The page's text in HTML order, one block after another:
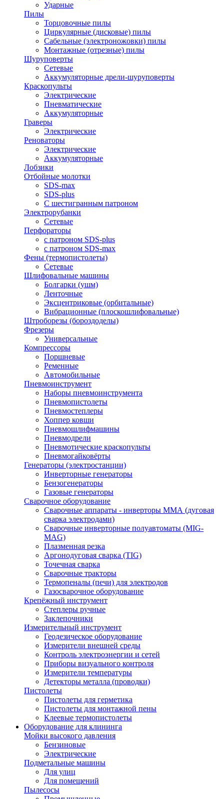
Ударные
Пилы
Торцовочные пилы
Циркулярные (дисковые) пилы
Сабельные (электроножовки) пилы
Монтажные (отрезные) пилы
Шуруповерты
Сетевые
Аккумуляторные дрели-шуруповерты
Краскопульты
Электрические
Пневматические
Аккумуляторные
Граверы
Электрические
Реноваторы
Электрические
Аккумуляторные
Лобзики
Отбойные молотки
SDS-max
SDS-plus
С шестигранным патроном
Электрорубанки
Сетевые
Перфораторы
с патроном SDS-plus
с патроном SDS-max
Фены (термопистолеты)
Сетевые
Шлифовальные машины
Болгарки (ушм)
Ленточные
Эксцентриковые (орбитальные)
Вибрационные (плоскошлифовальные)
Штроборезы (бороздоделы)
Фрезеры
Универсальные
Компрессоры
Поршневые
Ременные
Автомобильные
Пневмоинструмент
Наборы пневмоинструмента
Пневмопистолеты
Пневмостеплеры
Хоппер ковши
Пневмошлифмашины
Пневмодрели
Пневмотические краскопульты
Пневмогайковёрты
Генераторы (электростанции)
Инверторные генераторы
Бензогенераторы
Газовые генераторы
Сварочное оборудование
Сварочные аппараты - инверторы ММА (дуговая
сварка электродами)
Сварочные инверторные полуавтоматы (MIG-
MAG)
Плазменная резка
Аргонодуговая сварка (TIG)
Точечная сварка
Сварочные тракторы
Термопеналы (печи) для электродов
Газосварочное оборудование
Крепёжный инструмент
Степлеры ручные
Заклепочники
Измерительный инструмент
Геодезическое оборудование
Измерители внешней среды
Контроль электроэнергии и сетей
Приборы визуального контроля
Измерители температуры
Детекторы металла (проводки)
Пистолеты
Пистолеты для герметика
Пистолеты для монтажной пены
Клеевые термопистолеты
Оборудование для клининга
Мойки высокого давления
Бензиновые
Электрические
Подметальные машины
Для улиц
Для помещений
Пылесосы